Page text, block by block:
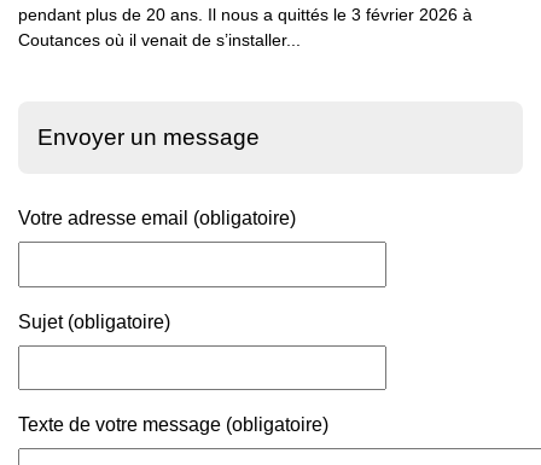
pendant plus de 20 ans. Il nous a quittés le 3 février 2026 à
Coutances où il venait de s’installer...
Envoyer un message
Votre adresse email (obligatoire)
Sujet (obligatoire)
Texte de votre message (obligatoire)